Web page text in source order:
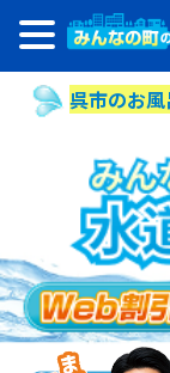
呉市のお